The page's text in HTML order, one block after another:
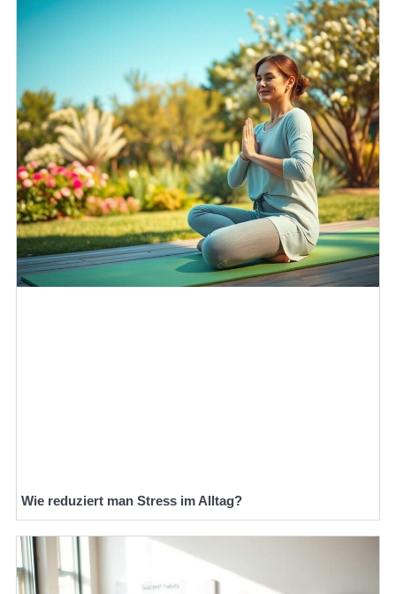
Wie reduziert man Stress im Alltag?